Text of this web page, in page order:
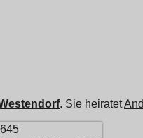
. Sie heiratet